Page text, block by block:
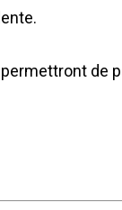
de